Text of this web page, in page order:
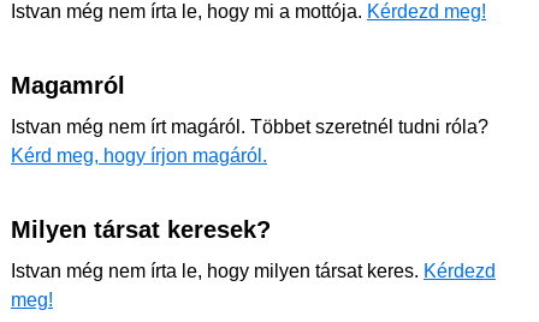
Istvan még nem írta le, hogy mi a mottója. Kérdezd meg!
Magamról
Istvan még nem írt magáról. Többet szeretnél tudni róla?
Kérd meg, hogy írjon magáról.
Milyen társat keresek?
Istvan még nem írta le, hogy milyen társat keres. Kérdezd
meg!